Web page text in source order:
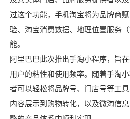
过这个功能，手机淘宝将为品牌商
验、淘宝消费数据、地理位置服务
能。
阿里巴巴此次推出手淘小程序，旨
用户的粘性和使用频率。随着手淘
者可以轻松将品牌号、门店号等工
内容展示到购物转化，以及微淘信